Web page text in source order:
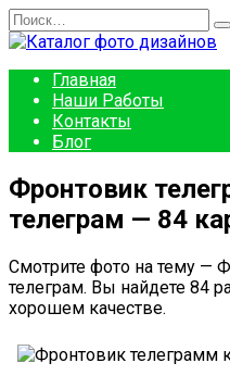
Перейти
к
Search
for:
Главная
Наши Работы
Контакты
Блог
Фронтовик
телеграм — 84
Смотрите фото на тему —
телеграм. Вы найдете 84
хорошем качестве.